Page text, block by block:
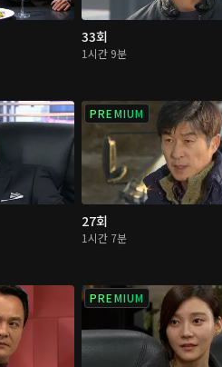
33회
1시간 9분
PREMIUM
27회
1시간 7분
PREMIUM